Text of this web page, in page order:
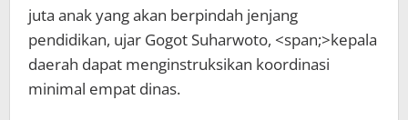
juta anak yang akan berpindah jenjang
pendidikan, ujar Gogot Suharwoto, <span;>kepala
daerah dapat menginstruksikan koordinasi
minimal empat dinas.